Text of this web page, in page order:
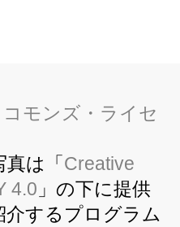
真は「Creative
4.0 」の下に提供
介するプログラム